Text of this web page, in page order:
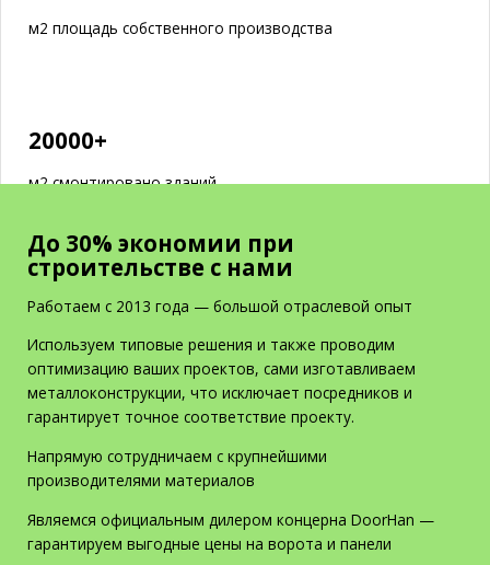
м2 площадь собственного производства
20000+
м2 смонтировано зданий
До 30% экономии при
строительстве с нами
Работаем с 2013 года — большой отраслевой опыт
Используем типовые решения и также проводим
оптимизацию ваших проектов, сами изготавливаем
металлоконструкции, что исключает посредников и
гарантирует точное соответствие проекту.
Напрямую сотрудничаем с крупнейшими
производителями материалов
Являемся официальным дилером концерна DoorHan —
гарантируем выгодные цены на ворота и панели